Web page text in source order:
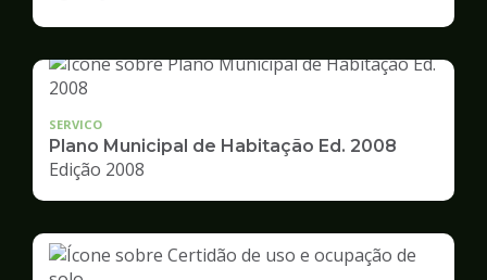
Desenvolvimento
Urbano
SERVICO
Plano Municipal de Habitação Ed. 2008
Edição 2008